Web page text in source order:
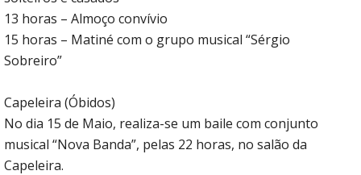
13 horas – Almoço convívio
15 horas – Matiné com o grupo musical “Sérgio
Sobreiro”
Capeleira (Óbidos)
No dia 15 de Maio, realiza-se um baile com conjunto
musical “Nova Banda”, pelas 22 horas, no salão da
Capeleira.